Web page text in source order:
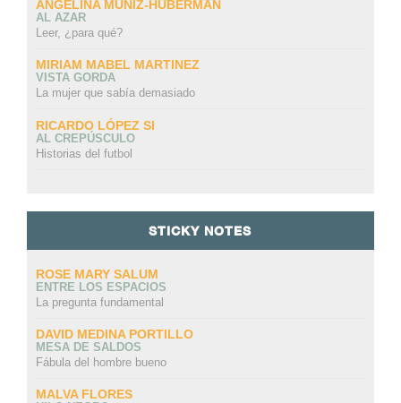
ANGELINA MUÑIZ-HUBERMAN
AL AZAR
Leer, ¿para qué?
MIRIAM MABEL MARTINEZ
VISTA GORDA
La mujer que sabía demasiado
RICARDO LÓPEZ SI
AL CREPÚSCULO
Historias del futbol
STICKY NOTES
ROSE MARY SALUM
ENTRE LOS ESPACIOS
La pregunta fundamental
DAVID MEDINA PORTILLO
MESA DE SALDOS
Fábula del hombre bueno
MALVA FLORES